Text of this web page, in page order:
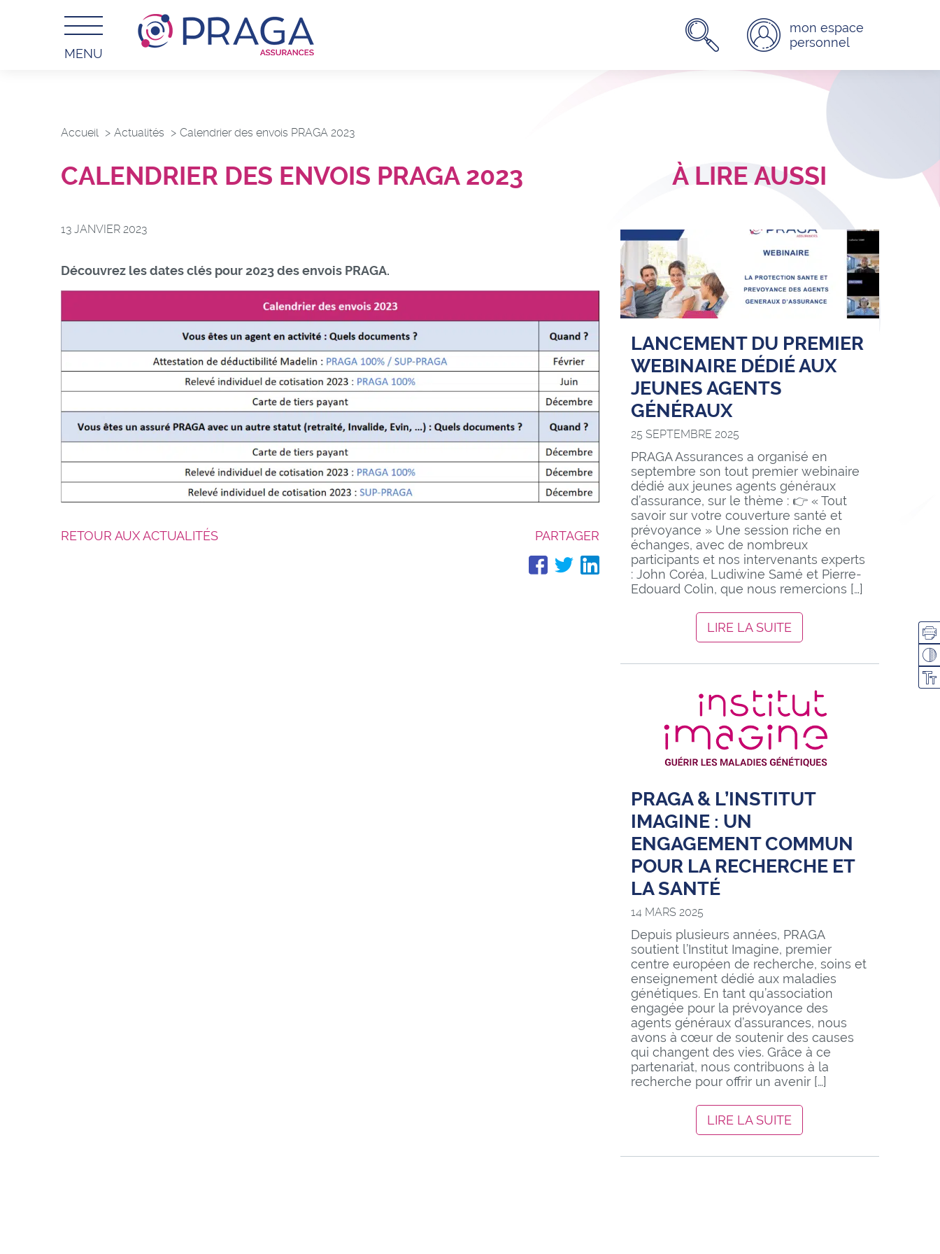
MENU
Rechercher :
Rechercher
mon espace
personnel
Accueil Actualités Calendrier des envois PRAGA 2023
CALENDRIER DES ENVOIS PRAGA 2023
13 JANVIER 2023
Découvrez les dates clés pour 2023 des envois PRAGA.
RETOUR AUX ACTUALITÉS PARTAGER
PARTAGER
PARTAGER
PARTAGER
SUR
À LIRE AUSSI
LANCEMENT DU PREMIER
WEBINAIRE DÉDIÉ AUX
JEUNES AGENTS
GÉNÉRAUX
25 SEPTEMBRE 2025
PRAGA Assurances a organisé en
septembre son tout premier webinaire
dédié aux jeunes agents généraux
d’assurance, sur le thème : 👉 « Tout
savoir sur votre couverture santé et
prévoyance » Une session riche en
échanges, avec de nombreux
participants et nos intervenants experts
: John Coréa, Ludiwine Samé et Pierre-
Edouard Colin, que nous remercions […]
LIRE LA SUITE
PRAGA & L’INSTITUT
IMAGINE : UN
ENGAGEMENT COMMUN
POUR LA RECHERCHE ET
LA SANTÉ
14 MARS 2025
Depuis plusieurs années, PRAGA
soutient l’Institut Imagine, premier
centre européen de recherche, soins et
enseignement dédié aux maladies
génétiques. En tant qu’association
engagée pour la prévoyance des
agents généraux d’assurances, nous
avons à cœur de soutenir des causes
qui changent des vies. Grâce à ce
partenariat, nous contribuons à la
recherche pour offrir un avenir […]
LIRE LA SUITE